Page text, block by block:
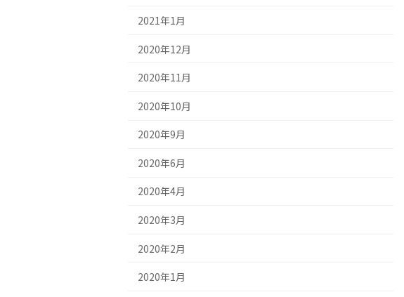
2021年1月
2020年12月
2020年11月
2020年10月
2020年9月
2020年6月
2020年4月
2020年3月
2020年2月
2020年1月